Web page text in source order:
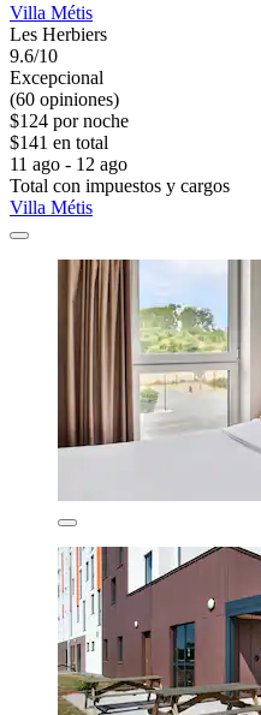
Villa Métis
Les Herbiers
9.6/10
Excepcional
(60 opiniones)
$124 por noche
$141 en total
11 ago - 12 ago
Total con impuestos y cargos
Villa Métis